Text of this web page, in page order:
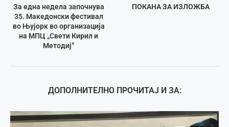
За една недела започнува
35. Македонски фестивал
во Њујорк во организација
на МПЦ „Свети Кирил и
Методиј”
ПОКАНА ЗА ИЗЛОЖБА
ДОПОЛНИТЕЛНО ПРОЧИТАЈ И ЗА: